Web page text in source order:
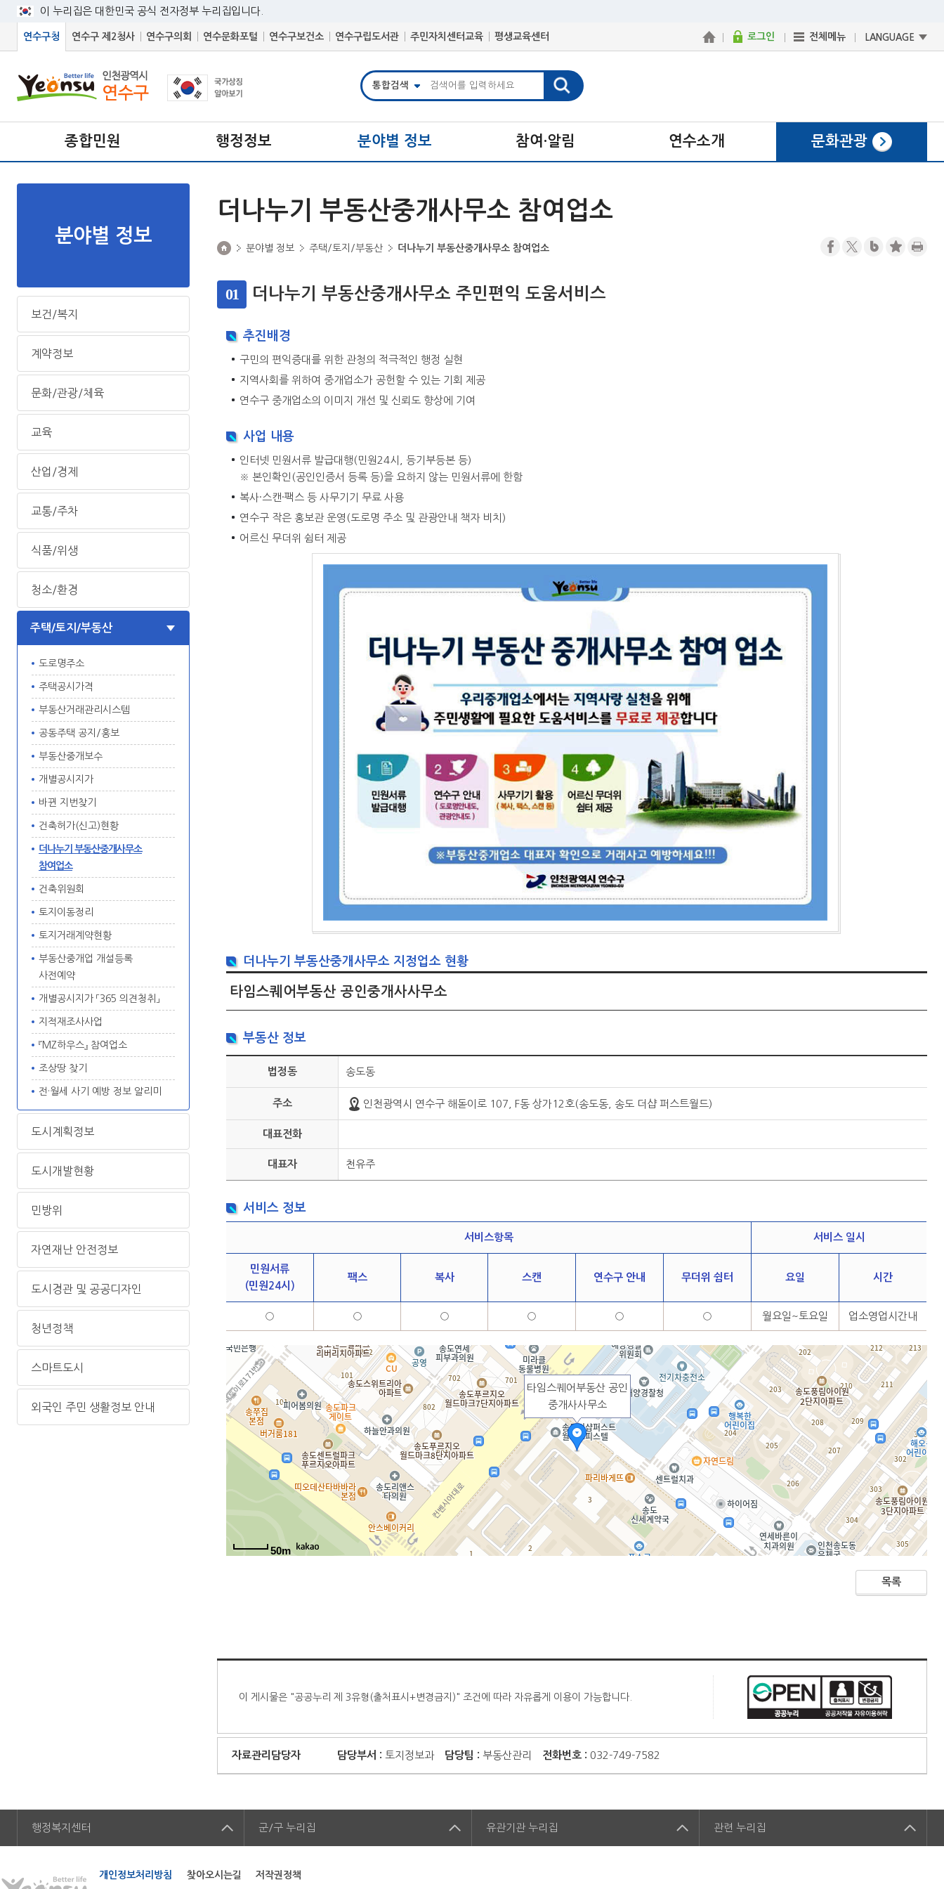
이 누리집은 대한민국 공식 전자정부 누리집입니다.
연수구청 연수구 제2청사 연수구의회 연수문화포털 연수구보건소 연수구립도서관 주민자치센터교육 평생교육센터 로그인 전체메뉴 LANGUAGE
종합민원 행정정보 분야별 정보 참여·알림 연수소개 문화관광
분야별 정보
보건/복지
계약정보
문화/관광/체육
교육
산업/경제
교통/주차
식품/위생
청소/환경
주택/토지/부동산
도로명주소
주택공시가격
부동산거래관리시스템
공동주택 공지/홍보
부동산중개보수
개별공시지가
바뀐 지번찾기
건축허가(신고)현황
더나누기 부동산중개사무소
참여업소
건축위원회
토지이동정리
토지거래계약현황
부동산중개업 개설등록
사전예약
개별공시지가 「365 의견청취」
지적재조사사업
『MZ하우스』 참여업소
조상땅 찾기
전·월세 사기 예방 정보 알리미
도시계획정보
도시개발현황
민방위
자연재난 안전정보
도시경관 및 공공디자인
청년정책
스마트도시
외국인 주민 생활정보 안내
더나누기 부동산중개사무소 참여업소
분야별 정보 주택/토지/부동산 더나누기 부동산중개사무소 참여업소
01 더나누기 부동산중개사무소 주민편익 도움서비스
추진배경
구민의 편익증대를 위한 관청의 적극적인 행정 실현
지역사회를 위하여 중개업소가 공헌할 수 있는 기회 제공
연수구 중개업소의 이미지 개선 및 신뢰도 향상에 기여
사업 내용
인터넷 민원서류 발급대행(민원24시, 등기부등본 등)
※ 본인확인(공인인증서 등록 등)을 요하지 않는 민원서류에 한함
복사·스캔·팩스 등 사무기기 무료 사용
연수구 작은 홍보관 운영(도로명 주소 및 관광안내 책자 비치)
어르신 무더위 쉼터 제공
더나누기 부동산중개사무소 지정업소 현황
타임스퀘어부동산 공인중개사사무소
부동산 정보
법정동 송도동
주소 인천광역시 연수구 해돋이로 107, F동 상가12호(송도동, 송도 더샵 퍼스트월드)
대표전화
대표자 천유주
서비스 정보
서비스항목 서비스 일시
민원서류
(민원24시)
팩스 복사 스캔 연수구 안내 무더위 쉼터 요일 시간
○ ○ ○ ○ ○ ○ 월요일~토요일 업소영업시간내
타임스퀘어부동산 공인
중개사사무소
50m
목록
이 게시물은 "공공누리 제 3유형(출처표시+변경금지)" 조건에 따라 자유롭게 이용이 가능합니다.
자료관리담당자 담당부서 : 토지정보과 담당팀 : 부동산관리 전화번호 : 032-749-7582
행정복지센터 군/구 누리집 유관기관 누리집 관련 누리집
개인정보처리방침 찾아오시는길 저작권정책